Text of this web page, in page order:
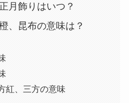
月飾りはいつ？
、昆布の意味は？
紅、三方の意味